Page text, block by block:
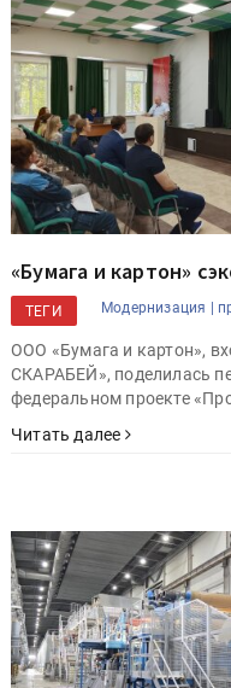
«Бумага и картон»
ТЕГИ Модернизация |
ООО «Бумага и картон»,
СКАРАБЕЙ», поделилась
федеральном проекте
Читать далее